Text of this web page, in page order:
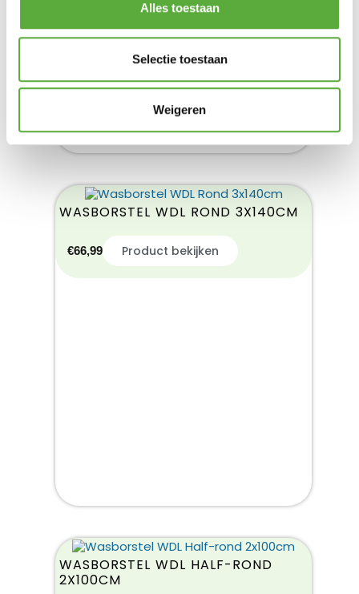
Alles toestaan
Selectie toestaan
Weigeren
WASBORSTEL WDL ROND 3X140CM
€66,99 Product bekijken
WASBORSTEL WDL HALF-ROND
2X100CM